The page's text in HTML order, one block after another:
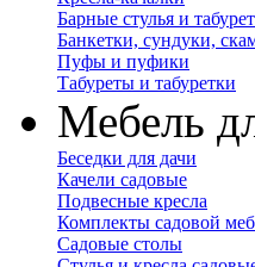
Барные стулья и
Банкетки, сундуки,
Пуфы и пуфики
Табуреты и табуретки
Мебель
Беседки для дачи
Качели садовые
Подвесные кресла
Комплекты садовой
Садовые столы